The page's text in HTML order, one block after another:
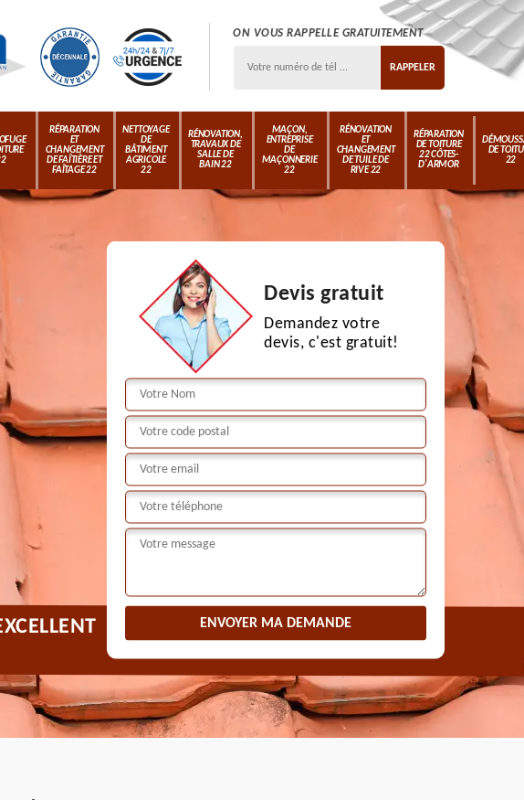
ON VOUS RAPPELLE GRATUITEMENT
RÉPARATION
ET
CHANGEMENT
DE FAÎTIÈRE ET
FAÎTAGE 22
NETTOYAGE
DE
BÂTIMENT
AGRICOLE
22
RÉNOVATION,
TRAVAUX DE
SALLE DE
BAIN 22
MAÇON,
ENTREPRISE
DE
MAÇONNERIE
22
RÉNOVATION
ET
CHANGEMENT
DE TUILE DE
RIVE 22
RÉPARATION
DE TOITURE
22 CÔTES-
D'ARMOR
DE
22
Devis gratuit
Demandez votre
devis, c'est gratuit!